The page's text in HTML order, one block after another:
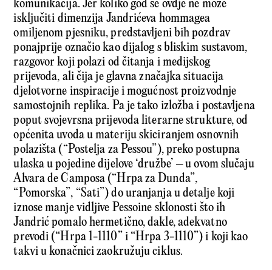
komunikacija. Jer koliko god se ovdje ne može
isključiti dimenzija Jandrićeva hommagea
omiljenom pjesniku, predstavljeni bih pozdrav
ponaj­prije označio kao dijalog s bliskim sustavom,
razgovor koji polazi od čitanja i medijskog
prijevoda, ali čija je glavna značajka situacija
djelotvorne inspiracije i mogućnost proizvodnje
samostojnih replika. Pa je tako izložba i postavljena
poput svojevrsna prijevoda li­terarne strukture, od
općenita uvoda u materiju skiciranjem osnovnih
polazišta (“Postelja za Pessou”), preko postupna
ulaska u pojedine dijelove ‘družbe’ – u ovom slučaju
Alvara de Camposa (“Hrpa za Dunda”,
“Pomorska”, “Sati”) do uranjanja u detalje koji
iznose manje vidljive Pessoine sklonosti što ih
Jandrić pomalo hermetično, dakle, adekvatno
prevodi (“Hrpa 1-1110” i “Hrpa 3-1110”) i koji kao
takvi u konačnici zaokružuju ciklus.